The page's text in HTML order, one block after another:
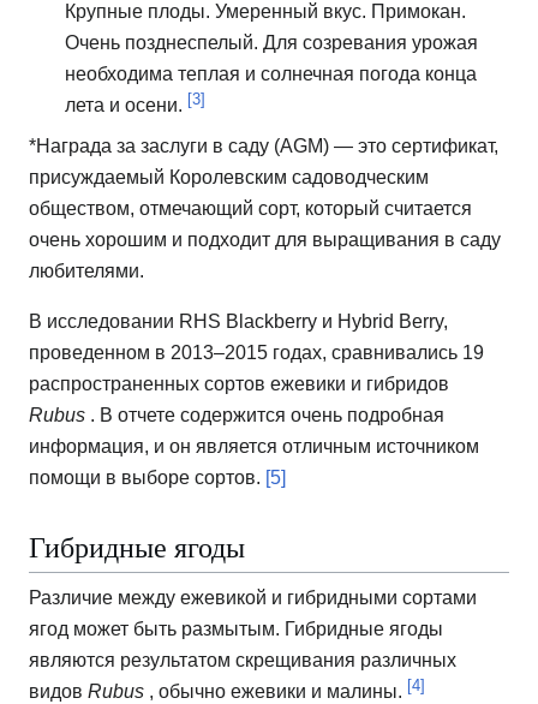
Крупные плоды. Умеренный вкус. Примокан.
Очень позднеспелый. Для созревания урожая
необходима теплая и солнечная погода конца
лета и осени. [3]
*Награда за заслуги в саду (AGM) — это сертификат,
присуждаемый Королевским садоводческим
обществом, отмечающий сорт, который считается
очень хорошим и подходит для выращивания в саду
любителями.
В исследовании RHS Blackberry и Hybrid Berry,
проведенном в 2013–2015 годах, сравнивались 19
распространенных сортов ежевики и гибридов
Rubus . В отчете содержится очень подробная
информация, и он является отличным источником
помощи в выборе сортов. [5]
Гибридные ягоды
Различие между ежевикой и гибридными сортами
ягод может быть размытым. Гибридные ягоды
являются результатом скрещивания различных
видов Rubus , обычно ежевики и малины. [4]